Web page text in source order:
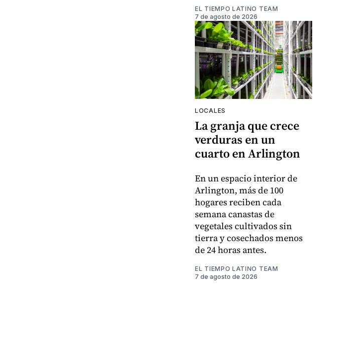
EL TIEMPO LATINO TEAM
7 de agosto de 2026
LOCALES
La granja que crece
verduras en un
cuarto en Arlington
En un espacio interior de
Arlington, más de 100
hogares reciben cada
semana canastas de
vegetales cultivados sin
tierra y cosechados menos
de 24 horas antes.
EL TIEMPO LATINO TEAM
7 de agosto de 2026